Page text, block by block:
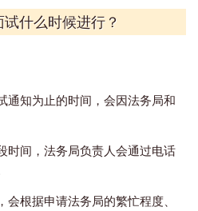
什么时候进行？
通知为止的时间，会因法务局和
时间，法务局负责人会通过电话
根据申请法务局的繁忙程度、